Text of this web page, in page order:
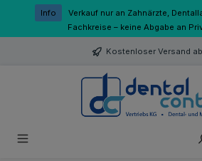
Zum Hauptinhalt springen
Info
Verkauf nur an Zahnärzte,
Fachkreise – keine Abgabe an
Kostenloser Versand